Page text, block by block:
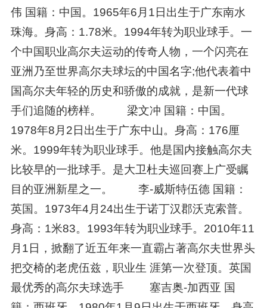
伟 国籍：中国。1965年6月1日出生于广东南水
珠海。身高：1.78米。1994年转为职业球手。一
个中国职业高尔夫运动的传奇人物，一个闪亮在
亚洲乃至世界高尔夫球坛的中国名字;他代表着中
国高尔夫年轻的历史和骄傲的成就，是新一代球
手们追随的榜样。 梁文冲 国籍：中国。
1978年8月2日出生于广东中山。身高：176厘
米。1999年转为职业球手。他是国内接触高尔夫
比较早的一批球手。是大卫杜夫巡回赛上广受瞩
目的亚洲新星之一。 李-威斯特伍德 国籍：
英国。1973年4月24出生于诺丁汉郡沃克索普。
身高：1米83。1993年转为职业球手。2010年11
月1日，掀翻了近五年来一直霸占著高尔夫世界头
把交椅的老虎伍兹，职业生 涯第一次登顶。英国
最优秀的高尔夫球选手 塞吉奥-加西亚 国